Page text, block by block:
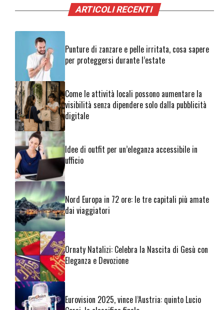
ARTICOLI RECENTI
Punture di zanzare e pelle irritata, cosa sapere
per proteggersi durante l’estate
Come le attività locali possono aumentare la
visibilità senza dipendere solo dalla pubblicità
digitale
Idee di outfit per un’eleganza accessibile in
ufficio
Nord Europa in 72 ore: le tre capitali più amate
dai viaggiatori
Ornaty Natalizi: Celebra la Nascita di Gesù con
Eleganza e Devozione
Eurovision 2025, vince l’Austria: quinto Lucio